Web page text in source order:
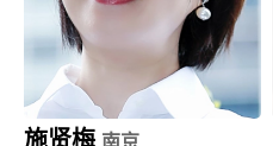
施贤梅 南京